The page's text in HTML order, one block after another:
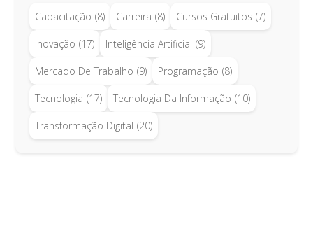
Capacitação (8) Carreira (8) Cursos Gratuitos (7)
Inovação (17) Inteligência Artificial (9)
Mercado De Trabalho (9) Programação (8)
Tecnologia (17) Tecnologia Da Informação (10)
Transformação Digital (20)